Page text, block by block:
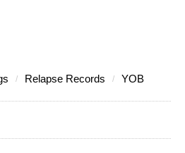
Relapse Records YOB